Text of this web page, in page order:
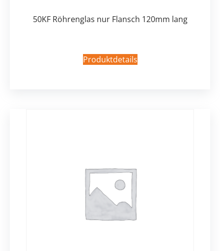
50KF Röhrenglas nur Flansch 120mm lang
Produktdetails